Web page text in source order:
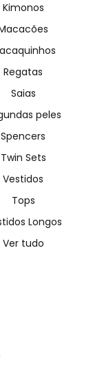
Kimonos
Regatas
Saias
peles
Spencers
Twin Sets
Vestidos
Tops
Longos
Ver tudo